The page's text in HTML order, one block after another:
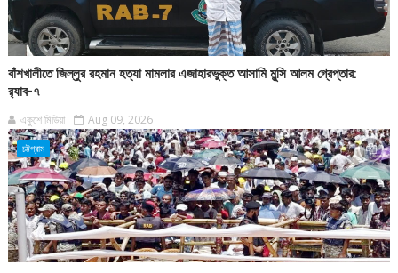
বাঁশখালীতে জিল্লুর রহমান হত্যা মামলার এজাহারভুক্ত আসামি মুন্সি আলম গ্রেপ্তার:
র‍্যাব-৭
একুশে মিডিয়া Aug 09, 2026
চট্টগ্রাম